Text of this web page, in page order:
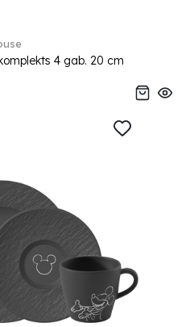
4 gab. 20 cm